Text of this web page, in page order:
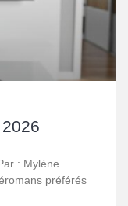
: Mylène
préférés